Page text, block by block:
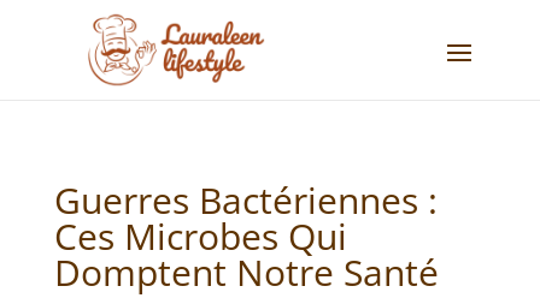
Guerres Bactériennes :
Ces Microbes Qui
Domptent Notre Santé